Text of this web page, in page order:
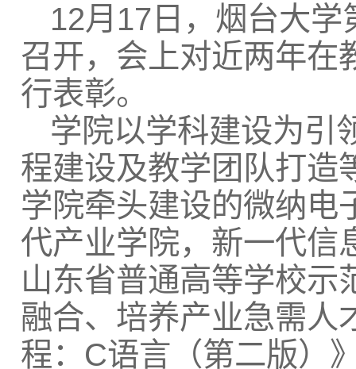
12月17日，烟台大
召开，会上对近两年在
行表彰。
学院以学科建设为引
程建设及教学团队打造
学院牵头建设的微纳电
代产业学院，新一代信
山东省普通高等学校示
融合、培养产业急需人
程：C语言（第二版）